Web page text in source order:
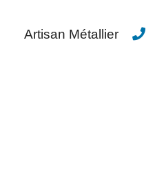
Artisan Métallier